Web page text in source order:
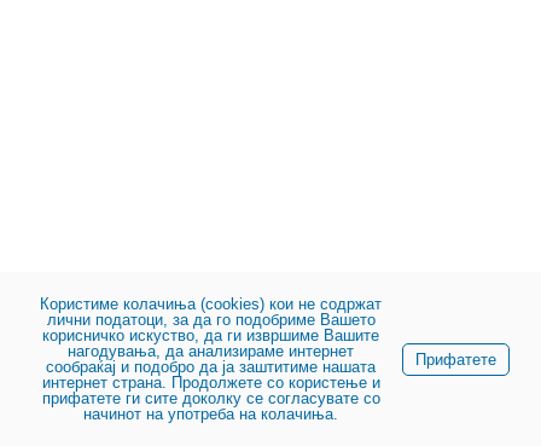
Користиме колачиња (cookies) кои не содржат
лични податоци, за да го подобриме Вашето
корисничко искуство, да ги извршиме Вашите
нагодувања, да анализираме интернет
сообраќај и подобро да ја заштитиме нашата
интернет страна. Продолжете со користење и
прифатете ги сите доколку се согласувате со
начинот на употреба на колачиња.
Прифатете